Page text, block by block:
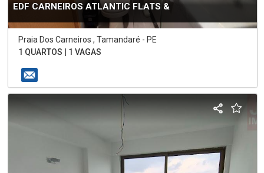
EDF CARNEIROS ATLANTIC FLATS &
Praia Dos Carneiros , Tamandaré - PE
1 QUARTOS | 1 VAGAS